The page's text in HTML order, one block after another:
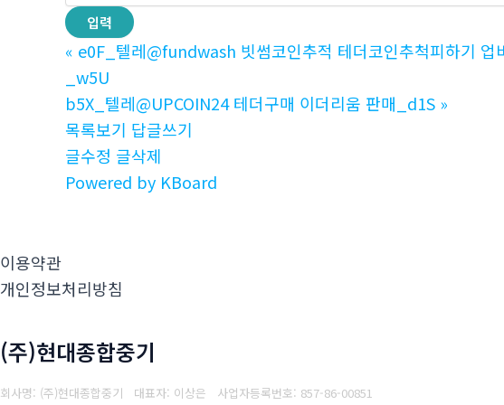
« e0F_텔레@fundwash 빗썸코인추적 테더코인추척피하기
_w5U
b5X_텔레@UPCOIN24 테더구매 이더리움 판매_d1S »
목록보기 답글쓰기
글수정 글삭제
Powered by KBoard
이용약관
개인정보처리방침
(주)현대종합중기
회사명: (주)현대종합중기 대표자: 이상은 사업자등록번호: 857-86-00851